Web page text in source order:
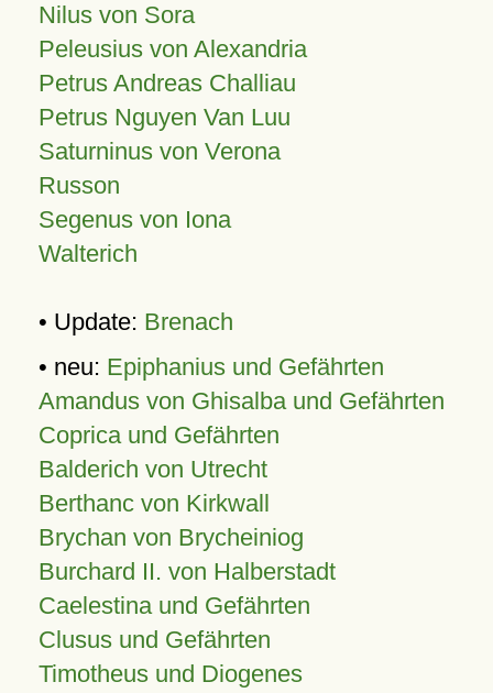
Nilus von Sora
Peleusius von Alexandria
Petrus Andreas Challiau
Petrus Nguyen Van Luu
Saturninus von Verona
Russon
Segenus von Iona
Walterich
• Update: Brenach
• neu: Epiphanius und Gefährten
Amandus von Ghisalba und Gefährten
Coprica und Gefährten
Balderich von Utrecht
Berthanc von Kirkwall
Brychan von Brycheiniog
Burchard II. von Halberstadt
Caelestina und Gefährten
Clusus und Gefährten
Timotheus und Diogenes